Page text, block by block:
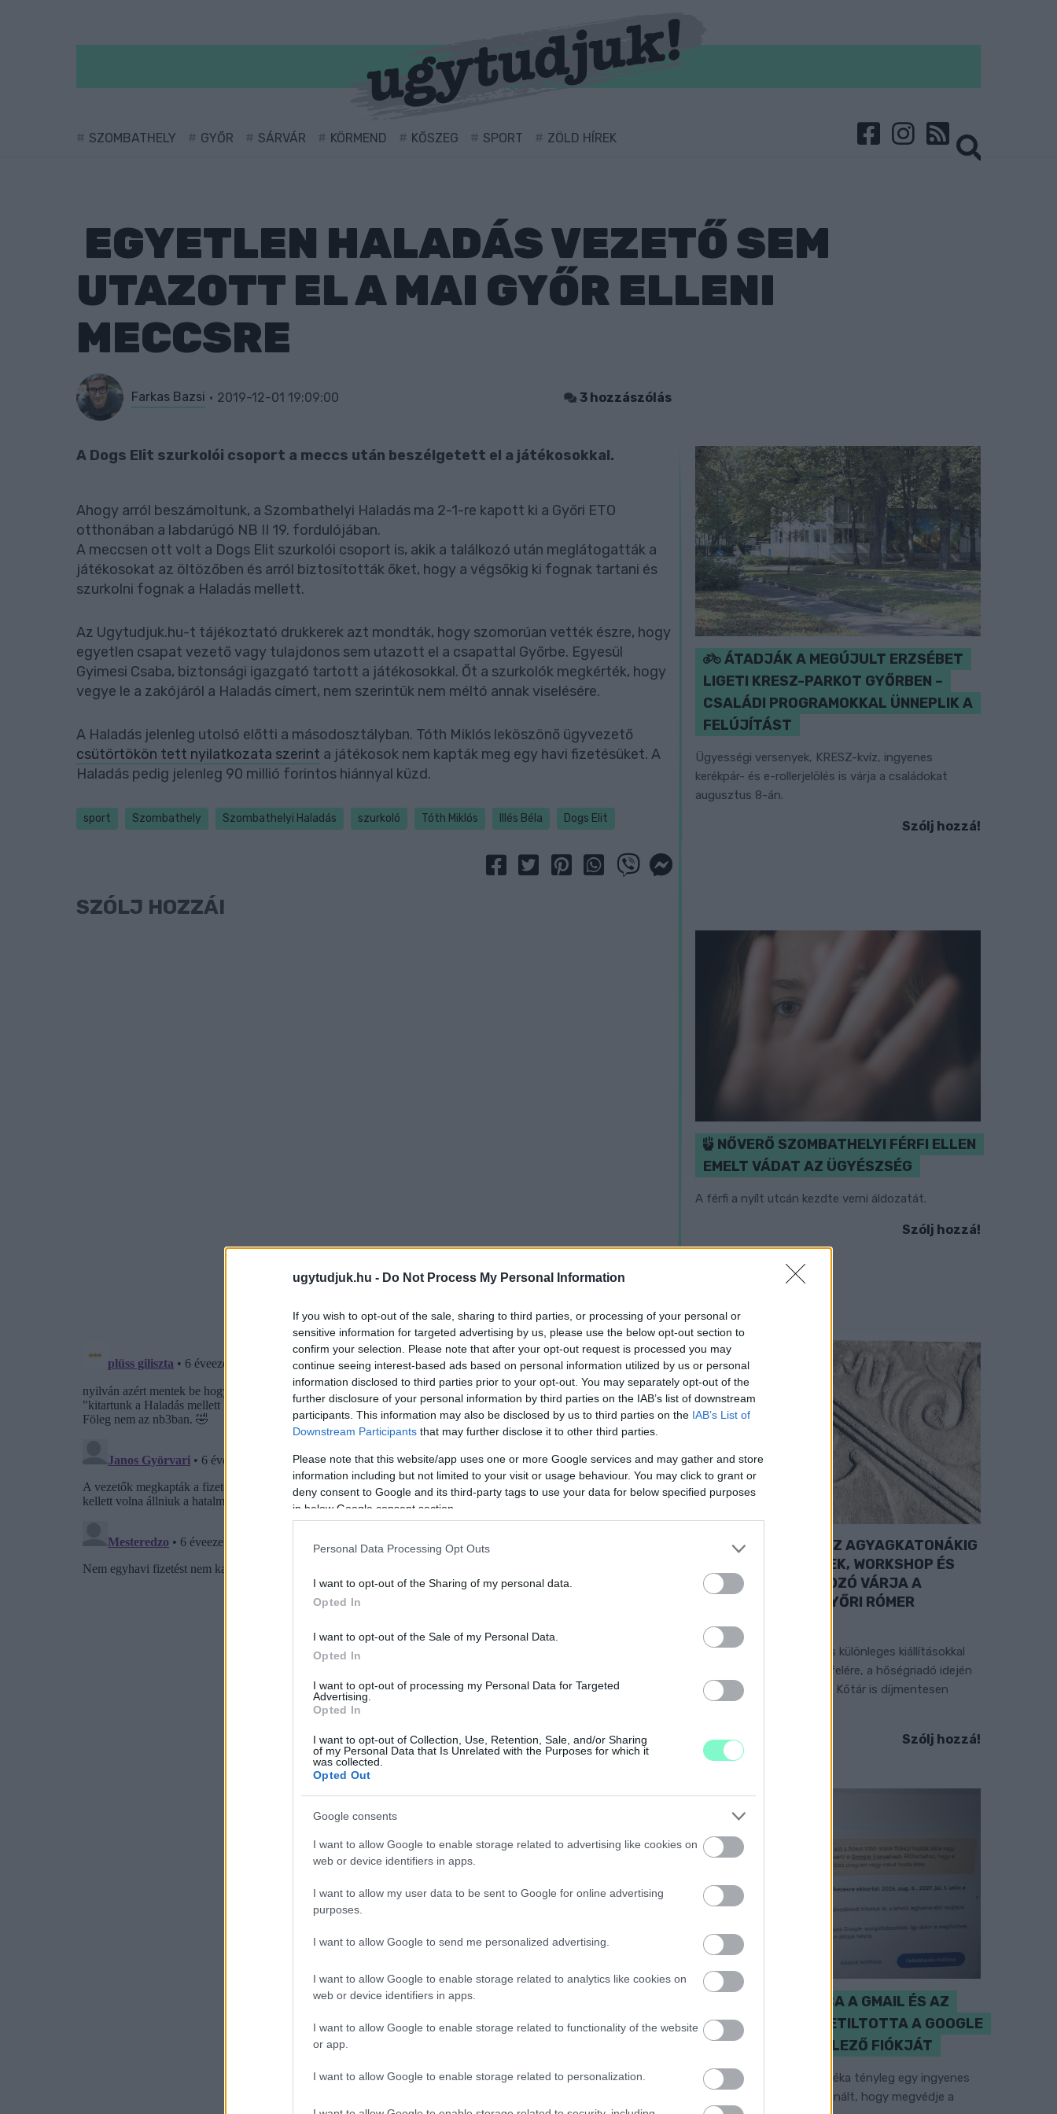
ugytudjuk.hu - Do Not Process My Personal Information
If you wish to opt-out of the sale, sharing to third parties, or processing of your personal or
sensitive information for targeted advertising by us, please use the below opt-out section to
confirm your selection. Please note that after your opt-out request is processed you may
continue seeing interest-based ads based on personal information utilized by us or personal
information disclosed to third parties prior to your opt-out. You may separately opt-out of the
further disclosure of your personal information by third parties on the IAB’s list of downstream
participants. This information may also be disclosed by us to third parties on the IAB’s List of
Downstream Participants that may further disclose it to other third parties.
Please note that this website/app uses one or more Google services and may gather and store
information including but not limited to your visit or usage behaviour. You may click to grant or
deny consent to Google and its third-party tags to use your data for below specified purposes
in below Google consent section.
Personal Data Processing Opt Outs
I want to opt-out of the Sharing of my personal data.
Opted In
I want to opt-out of the Sale of my Personal Data.
Opted In
I want to opt-out of processing my Personal Data for Targeted
Advertising.
Opted In
I want to opt-out of Collection, Use, Retention, Sale, and/or Sharing
of my Personal Data that Is Unrelated with the Purposes for which it
was collected.
Opted Out
Google consents
I want to allow Google to enable storage related to advertising like cookies on
web or device identifiers in apps.
I want to allow my user data to be sent to Google for online advertising
purposes.
I want to allow Google to send me personalized advertising.
I want to allow Google to enable storage related to analytics like cookies on
web or device identifiers in apps.
I want to allow Google to enable storage related to functionality of the website
or app.
I want to allow Google to enable storage related to personalization.
SZOMBATHELY GYŐR SÁRVÁR KÖRMEND KŐSZEG SPORT ZÖLD HÍREK
EGYETLEN HALADÁS VEZETŐ SEM
UTAZOTT EL A MAI GYŐR ELLENI
MECCSRE
Farkas Bazsi 2019-12-01 19:09:00 3 hozzászólás
A Dogs Elit szurkolói csoport a meccs után beszélgetett el a játékosokkal.
Ahogy arról beszámoltunk, a Szombathelyi Haladás ma 2-1-re kapott ki a Győri ETO
otthonában a labdarúgó NB II 19. fordulójában.
A meccsen ott volt a Dogs Elit szurkolói csoport is, akik a találkozó után meglátogatták a
játékosokat az öltözőben és arról biztosították őket, hogy a végsőkig ki fognak tartani és
szurkolni fognak a Haladás mellett.
Az Ugytudjuk.hu-t tájékoztató drukkerek azt mondták, hogy szomorúan vették észre, hogy
egyetlen csapat vezető vagy tulajdonos sem utazott el a csapattal Győrbe. Egyesül
Gyimesi Csaba, biztonsági igazgató tartott a játékosokkal. Őt a szurkolók megkérték, hogy
vegye le a zakójáról a Haladás címert, nem szerintük nem méltó annak viselésére.
A Haladás jelenleg utolsó előtti a másodosztályban. Tóth Miklós leköszönő ügyvezető
csütörtökön tett nyilatkozata szerint a játékosok nem kapták meg egy havi fizetésüket. A
Haladás pedig jelenleg 90 millió forintos hiánnyal küzd.
sport Szombathely Szombathelyi Haladás szurkoló Tóth Miklós Illés Béla Dogs Elit
SZÓLJ HOZZÁ!
ÁTADJÁK A MEGÚJULT ERZSÉBET
LIGETI KRESZ-PARKOT GYŐRBEN –
CSALÁDI PROGRAMOKKAL ÜNNEPLIK A
FELÚJÍTÁST
Ügyességi versenyek, KRESZ-kvíz, ingyenes
kerékpár- és e-rollerjelölés is várja a családokat
augusztus 8-án.
Szólj hozzá!
NŐVERŐ SZOMBATHELYI FÉRFI ELLEN
EMELT VÁDAT AZ ÜGYÉSZSÉG
A férfi a nyílt utcán kezdte verni áldozatát.
Szólj hozzá!
A RÓMAIAKTÓL AZ AGYAGKATONÁKIG
– TÁRLATVEZETÉSEK, WORKSHOP ÉS
KÖZÖNSÉGTALÁLKOZÓ VÁRJA A
LÁTOGATÓKAT A GYŐRI RÓMER
Ingyenes programokkal és különleges kiállításokkal
készülnek a hét második felére, a hőségriadó idején
ráadásul a Várkazamata – Kőtár is díjmentesen
Szólj hozzá!
CZUNYINÉ HARCA A GMAIL ÉS AZ
ÖNKÉNY ELLEN - LETILTOTTA A GOOGLE
A VÉDVONAL LEVELEZŐ FIÓKJÁT
Nem vicc! A Fidesz maradéka tényleg egy ingyenes
e-mail szolgáltatást használt, hogy megvédje a